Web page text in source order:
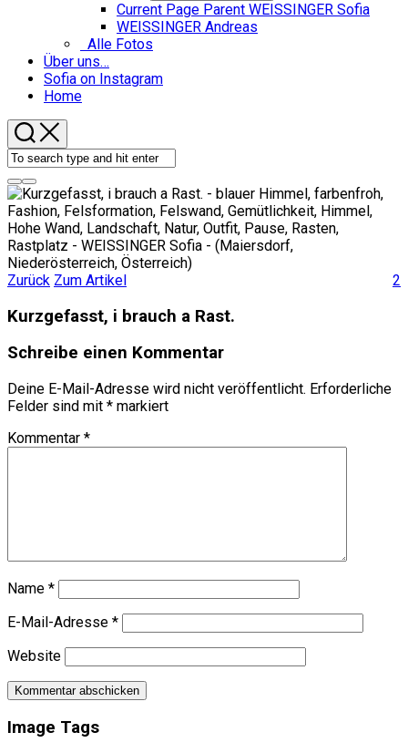
Current Page Parent WEISSINGER Sofia
WEISSINGER Andreas
Alle Fotos
Über uns…
Sofia on Instagram
Home
Zurück Zum Artikel 2
Kurzgefasst, i brauch a Rast.
Schreibe einen Kommentar
Deine E-Mail-Adresse wird nicht veröffentlicht. Erforderliche
Felder sind mit * markiert
Kommentar *
Name *
E-Mail-Adresse *
Website
Image Tags